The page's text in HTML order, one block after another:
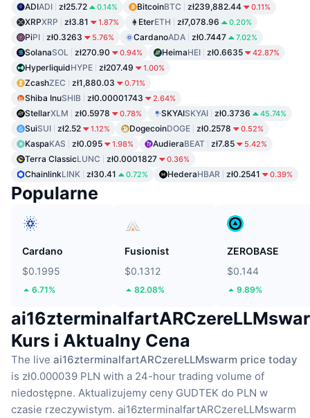
ADIADI zł25.72 0.14% BitcoinBTC zł239,882.44 0.11%
XRPXRP zł3.81 1.87% EterETH zł7,078.96 0.20%
PiPI zł0.3263 5.76% CardanoADA zł0.7447 7.02%
SolanaSOL zł270.90 0.94% HeimaHEI zł0.6635 42.87%
HyperliquidHYPE zł207.49 1.00%
ZcashZEC zł1,880.03 0.71%
Shiba InuSHIB zł0.00001743 2.64%
StellarXLM zł0.5978 0.78% SKYAISKYAI zł0.3736 45.74%
SuiSUI zł2.52 1.12% DogecoinDOGE zł0.2578 0.52%
KaspaKAS zł0.095 1.98% AudieraBEAT zł7.85 5.42%
Terra ClassicLUNC zł0.0001827 0.36%
ChainlinkLINK zł30.41 0.72% HederaHBAR zł0.2541 0.39%
Popularne
Cardano
$0.1995
6.71%
Fusionist
$0.1312
82.08%
ZEROBASE
$0.144
9.89%
Kurs i Aktualny Cena
The live ai16zterminalfartARCzereLLMswarm price today
is zł0.000039 PLN with a 24-hour trading volume of
niedostępne. Aktualizujemy ceny GUDTEK do PLN w
czasie rzeczywistym. ai16zterminalfartARCzereLLMswarm